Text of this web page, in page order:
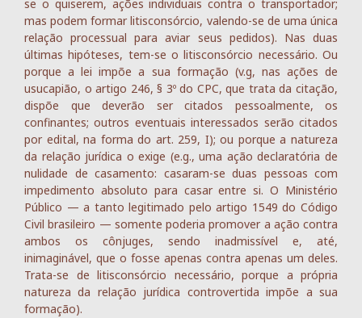
se o quiserem, ações individuais contra o transportador;
mas podem formar litisconsórcio, valendo-se de uma única
relação processual para aviar seus pedidos). Nas duas
últimas hipóteses, tem-se o litisconsórcio necessário. Ou
porque a lei impõe a sua formação (v.g, nas ações de
usucapião, o artigo 246, § 3º do CPC, que trata da citação,
dispõe que deverão ser citados pessoalmente, os
confinantes; outros eventuais interessados serão citados
por edital, na forma do art. 259, I); ou porque a natureza
da relação jurídica o exige (e.g., uma ação declaratória de
nulidade de casamento: casaram-se duas pessoas com
impedimento absoluto para casar entre si. O Ministério
Público — a tanto legitimado pelo artigo 1549 do Código
Civil brasileiro — somente poderia promover a ação contra
ambos os cônjuges, sendo inadmissível e, até,
inimaginável, que o fosse apenas contra apenas um deles.
Trata-se de litisconsórcio necessário, porque a própria
natureza da relação jurídica controvertida impõe a sua
formação).